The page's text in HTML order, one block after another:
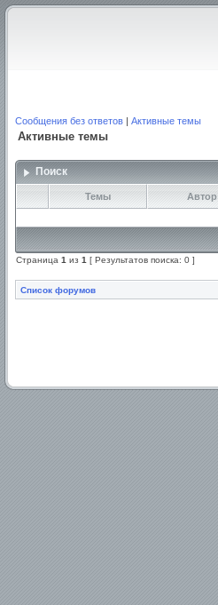
Сообщения без ответов | Активные темы
Активные темы
Поиск
Темы Автор
Страница 1 из 1 [ Результатов поиска: 0 ]
Список форумов